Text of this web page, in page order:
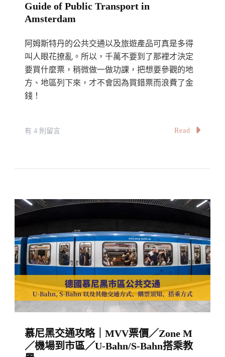
價、
日
券
以
及
里
斯
卡
Use
Transport
In
中
Guide of Public Transport in
Amsterdam
阿姆斯特丹的公共交通以及旅遊產品可真是多得
叫人眼花撩亂。所以，千萬不要到了那裡才決定
要買什麼票，稍微做一做功課，把想要參觀的地
方、地區列下來，才不會因為買錯票而浪費了金
錢！
在
丹】
公
共
交
Of
Public
有 4 則留言 Read
慕尼黑交通攻略｜MVV票價／Zone M
／機場到市區／U-Bahn/S-Bahn搭乘教